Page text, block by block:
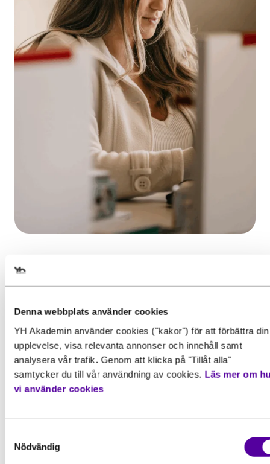
Denna webbplats använder cookies
YH Akademin använder cookies ("kakor") för att förbättra din
upplevelse, visa relevanta annonser och innehåll samt
analysera vår trafik. Genom att klicka på "Tillåt alla"
samtycker du till vår användning av cookies. Läs mer om
vi använder cookies
Nödvändig
Sammanfattning – 5 saker att
veta om YH urvalsprov
Används om det är fler behöriga sökande än
platser
Gäller endast behöriga – ej ett behörighetsprov
Resultatet avgör rangordningen i antagningen